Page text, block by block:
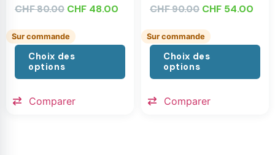
CHF80.00 CHF 48.00
Sur commande
Choix des
options
Comparer
CHF90.00 CHF 54.00
Sur commande
Choix des
options
Comparer